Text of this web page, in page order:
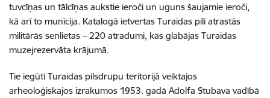
tuvcīņas un tālcīņas aukstie ieroči un uguns šaujamie ieroči,
kā arī to munīcija. Katalogā ietvertas Turaidas pilī atrastās
militārās senlietas – 220 atradumi, kas glabājas Turaidas
muzejrezervāta krājumā.
Tie iegūti Turaidas pilsdrupu teritorijā veiktajos
arheoloģiskajos izrakumos 1953. gadā Adolfa Stubava vadībā